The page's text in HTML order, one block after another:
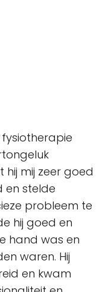
mij zeer goed
en stelde
probleem te
hij goed en
hand was en
waren. Hij
en kwam